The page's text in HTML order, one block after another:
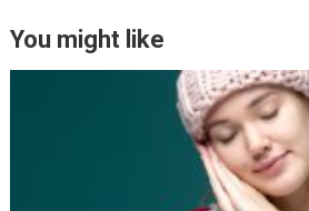
You might like